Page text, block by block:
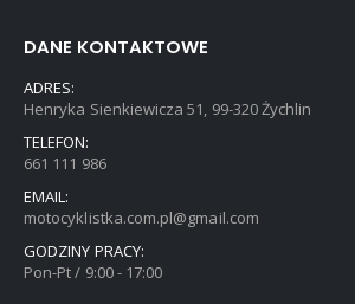
DANE KONTAKTOWE
ADRES:
Henryka Sienkiewicza 51, 99-320 Żychlin
TELEFON:
661 111 986
EMAIL:
motocyklistka.com.pl@gmail.com
GODZINY PRACY:
Pon-Pt / 9:00 - 17:00